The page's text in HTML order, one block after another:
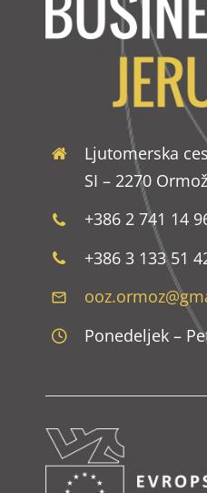
Ljutomerska
SI – 2270 Ormož
+386 2 741 14
+386 3 133 51
Ponedeljek –